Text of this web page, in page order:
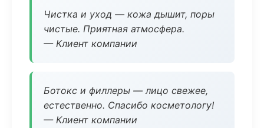
Чистка и уход — кожа дышит, поры
чистые. Приятная атмосфера.
— Клиент компании
Ботокс и филлеры — лицо свежее,
естественно. Спасибо косметологу!
— Клиент компании